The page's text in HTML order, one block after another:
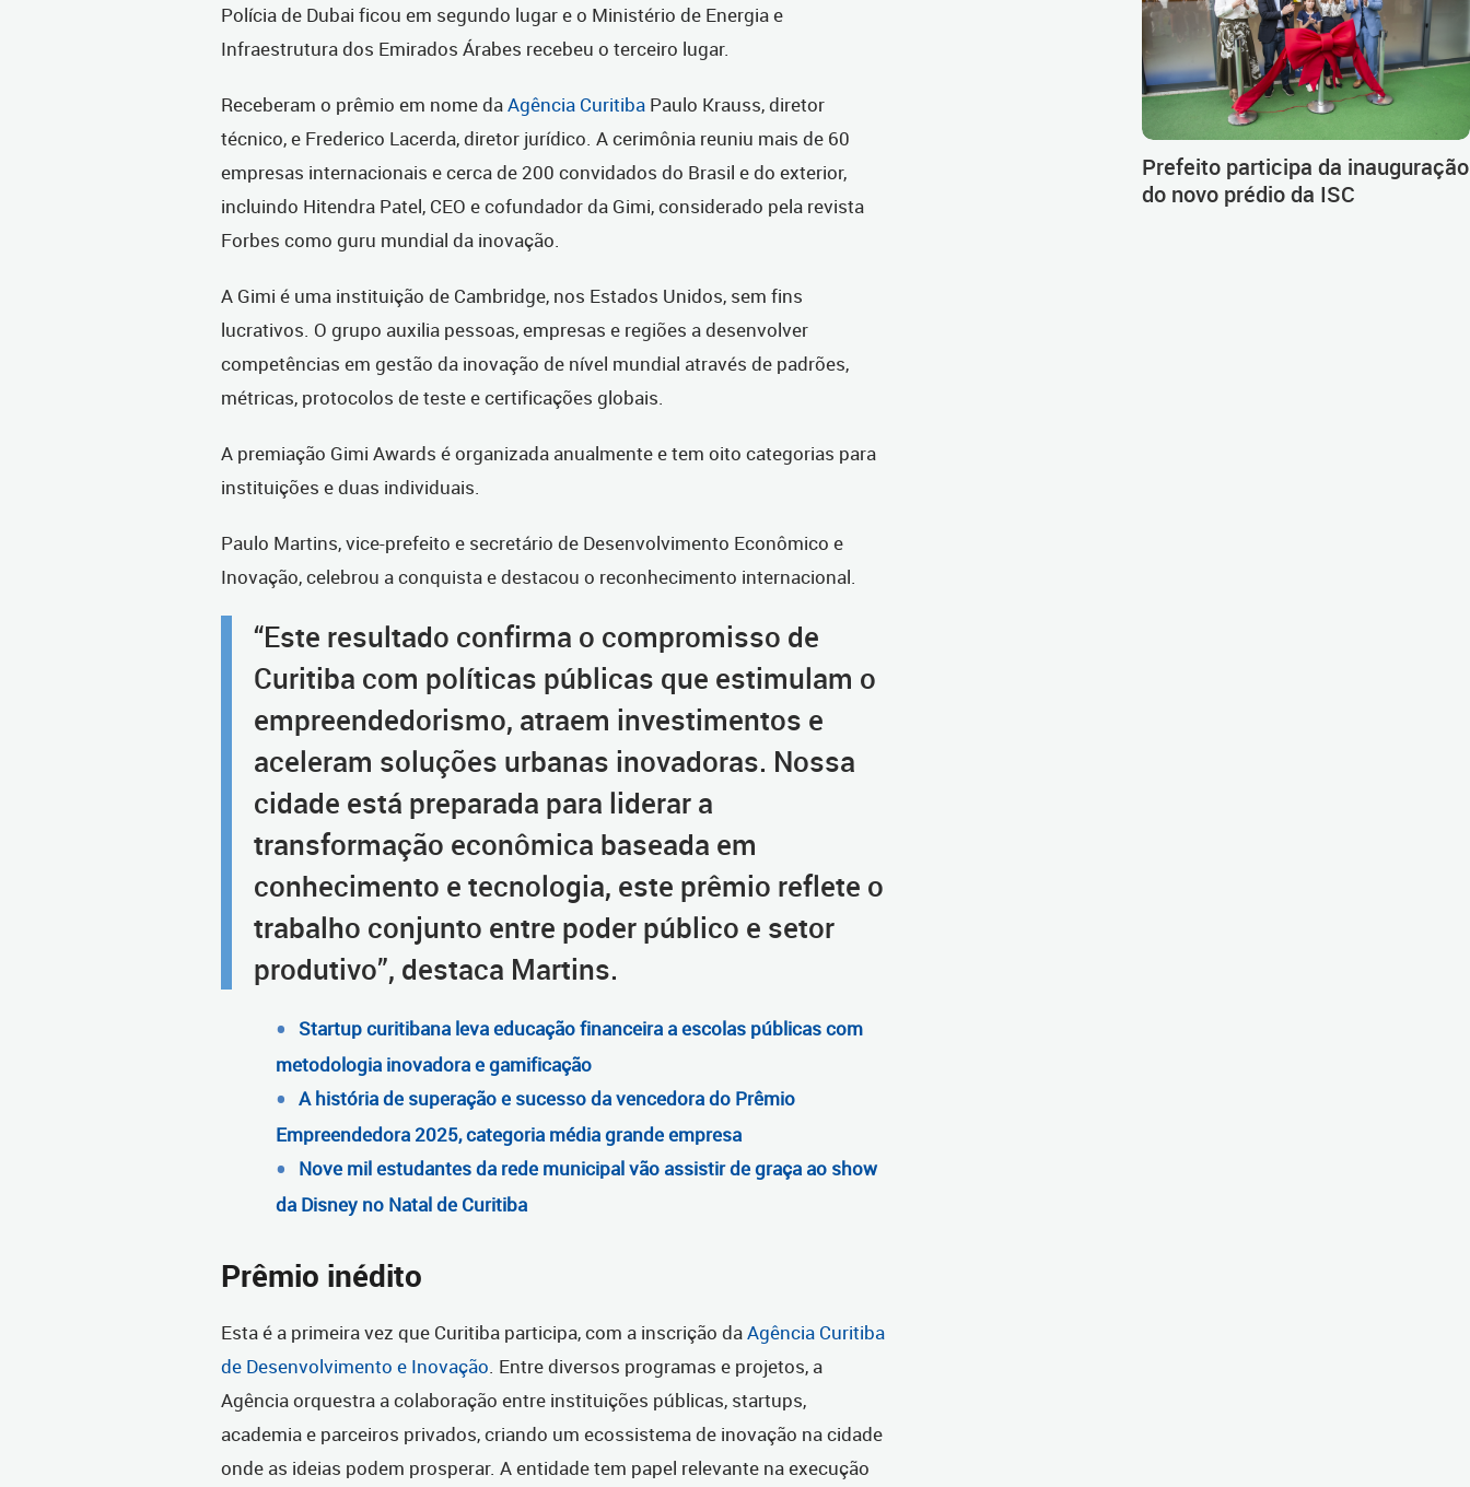
Polícia de Dubai ficou em segundo lugar e o Ministério de Energia e
Infraestrutura dos Emirados Árabes recebeu o terceiro lugar.
Receberam o prêmio em nome daAgência Curitiba Paulo Krauss, diretor
técnico, e Frederico Lacerda, diretor jurídico. A cerimônia reuniu mais de 60
empresas internacionais e cerca de 200 convidados do Brasil e do exterior,
incluindo Hitendra Patel, CEO e cofundador da Gimi, considerado pela revista
Forbes como guru mundial da inovação.
A Gimi é uma instituição de Cambridge, nos Estados Unidos, sem fins
lucrativos. O grupo auxilia pessoas, empresas e regiões a desenvolver
competências em gestão da inovação de nível mundial através de padrões,
métricas, protocolos de teste e certificações globais.
A premiação Gimi Awards é organizada anualmente e tem oito categorias para
instituições e duas individuais.
Paulo Martins, vice-prefeito e secretário de Desenvolvimento Econômico e
Inovação, celebrou a conquista e destacou o reconhecimento internacional.
“Este resultado confirma o compromisso de
Curitiba com políticas públicas que estimulam o
empreendedorismo, atraem investimentos e
aceleram soluções urbanas inovadoras. Nossa
cidade está preparada para liderar a
transformação econômica baseada em
conhecimento e tecnologia, este prêmio reflete o
trabalho conjunto entre poder público e setor
produtivo”, destaca Martins.
Startup curitibana leva educação financeira a escolas públicas com
metodologia inovadora e gamificação
A história de superação e sucesso da vencedora do Prêmio
Empreendedora 2025, categoria média grande empresa
Nove mil estudantes da rede municipal vão assistir de graça ao show
da Disney no Natal de Curitiba
Prêmio inédito
Esta é a primeira vez que Curitiba participa, com a inscrição daAgência Curitiba
de Desenvolvimento e Inovação . Entre diversos programas e projetos, a
Agência orquestra a colaboração entre instituições públicas, startups,
academia e parceiros privados, criando um ecossistema de inovação na cidade
onde as ideias podem prosperar. A entidade tem papel relevante na execução
Prefeito participa da inauguração
do novo prédio da ISC